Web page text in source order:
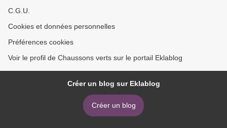
C.G.U.
Cookies et données personnelles
Préférences cookies
Voir le profil de Chaussons verts sur le portail Eklablog
Créer un blog sur Eklablog
Créer un blog